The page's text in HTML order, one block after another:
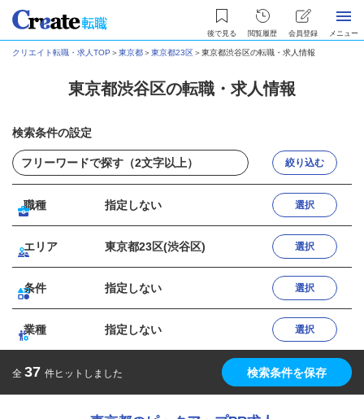
後で見る 閲覧履歴 会員登録 メニュー
クリエイト転職・求人TOP ＞東京都＞東京都23区＞東京都渋谷区の転職・求人情報
東京都渋谷区の転職・求人情報
検索条件の設定
絞り込む
職種 指定しない 選択
エリア 東京都23区(渋谷区) 選択
条件 指定しない 選択
業種 指定しない 選択
全 37 件ヒットしました 検索条件を保存